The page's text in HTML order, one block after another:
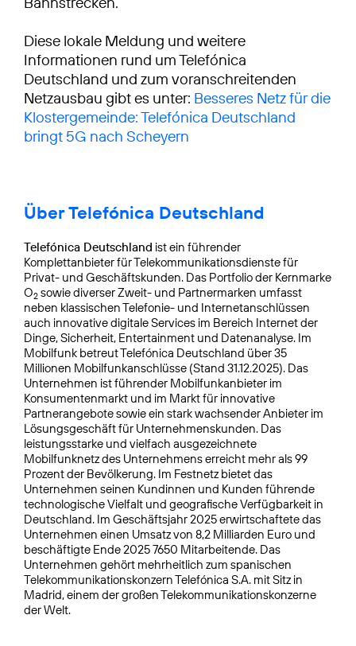
Diese lokale Meldung und weitere
Informationen rund um Telefónica
Deutschland und zum voranschreitenden
Netzausbau gibt es unter: Besseres Netz für die
Klostergemeinde: Telefónica Deutschland
bringt 5G nach Scheyern
Über Telefónica Deutschland
Telefónica Deutschland ist ein führender
Komplettanbieter für Telekommunikationsdienste für
Privat- und Geschäftskunden. Das Portfolio der Kernmarke
O2 sowie diverser Zweit- und Partnermarken umfasst
neben klassischen Telefonie- und Internetanschlüssen
auch innovative digitale Services im Bereich Internet der
Dinge, Sicherheit, Entertainment und Datenanalyse. Im
Mobilfunk betreut Telefónica Deutschland über 35
Millionen Mobilfunkanschlüsse (Stand 31.12.2025). Das
Unternehmen ist führender Mobilfunkanbieter im
Konsumentenmarkt und im Markt für innovative
Partnerangebote sowie ein stark wachsender Anbieter im
Lösungsgeschäft für Unternehmenskunden. Das
leistungsstarke und vielfach ausgezeichnete
Mobilfunknetz des Unternehmens erreicht mehr als 99
Prozent der Bevölkerung. Im Festnetz bietet das
Unternehmen seinen Kundinnen und Kunden führende
technologische Vielfalt und geografische Verfügbarkeit in
Deutschland. Im Geschäftsjahr 2025 erwirtschaftete das
Unternehmen einen Umsatz von 8,2 Milliarden Euro und
beschäftigte Ende 2025 7650 Mitarbeitende. Das
Unternehmen gehört mehrheitlich zum spanischen
Telekommunikationskonzern Telefónica S.A. mit Sitz in
Madrid, einem der großen Telekommunikationskonzerne
der Welt.